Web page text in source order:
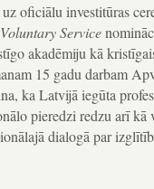
oficiālu investitūras
Service
akadēmiju kā
15 gadu darbam
ka Latvijā iegūta
pieredzi redzu arī
dialogā par